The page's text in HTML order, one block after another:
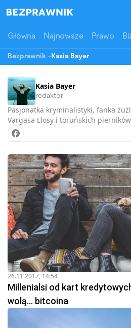
Główna Najnowsze Prawo
Bezprawnik - Kasia Bayer
Kasia Bayer
redaktor
Pasjonatka kryminalistyki, fanka
Vargasa Llosy i toruńskich
26.11.2017, 14:54
Millenialsi od kart
wolą... bitcoina